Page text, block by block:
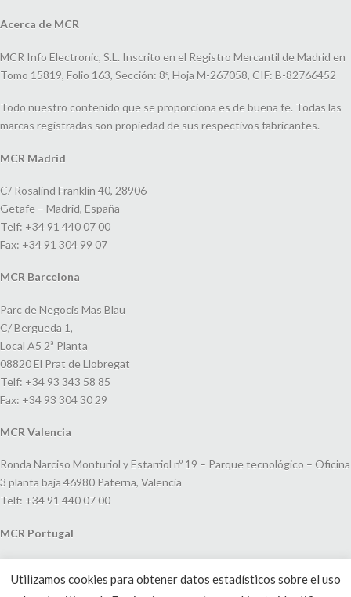
Acerca de MCR
MCR Info Electronic, S.L. Inscrito en el Registro Mercantil de Madrid en
Tomo 15819, Folio 163, Sección: 8ª, Hoja M-267058, CIF: B-82766452
Todo nuestro contenido que se proporciona es de buena fe. Todas las
marcas registradas son propiedad de sus respectivos fabricantes.
MCR Madrid
C/ Rosalind Franklin 40, 28906
Getafe – Madrid, España
Telf: +34 91 440 07 00
Fax: +34 91 304 99 07
MCR Barcelona
Parc de Negocis Mas Blau
C/ Bergueda 1,
Local A5 2ª Planta
08820 El Prat de Llobregat
Telf: +34 93 343 58 85
Fax: +34 93 304 30 29
MCR Valencia
Ronda Narciso Monturiol y Estarriol nº 19 – Parque tecnológico – Oficina
3 planta baja 46980 Paterna, Valencia
Telf: +34 91 440 07 00
MCR Portugal
João V, 24
Utilizamos cookies para obtener datos estadísticos sobre el uso